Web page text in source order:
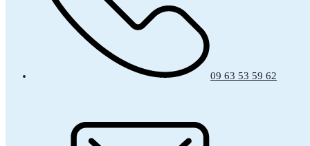
09 63 53 59 62